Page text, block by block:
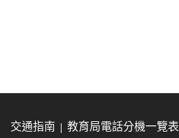
交通指南 教育局電話分機一覽表